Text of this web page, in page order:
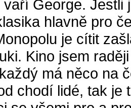
George. Jestli
hlavně pro
je cítit
Kino jsem
má něco na
chodí lidé, tak je